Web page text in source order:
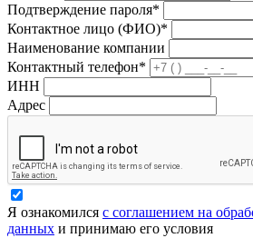
Подтверждение пароля*
Контактное лицо (ФИО)*
Наименование компании
Контактный телефон*
ИНН
Адрес
Я ознакомился с соглашением на
данных и принимаю его условия